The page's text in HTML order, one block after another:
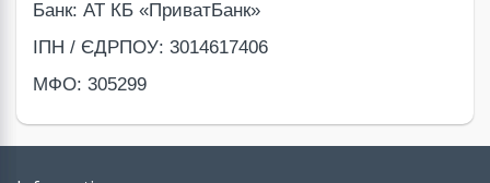
Банк: АТ КБ «ПриватБанк»
ІПН / ЄДРПОУ: 3014617406
МФО: 305299